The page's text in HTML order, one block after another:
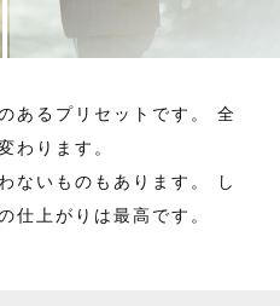
あるプリセットです。 全
わります。
ないものもあります。 し
仕上がりは最高です。